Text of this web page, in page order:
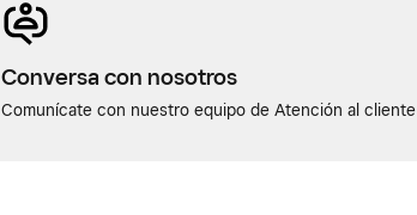
Conversa con nosotros
Comunícate con nuestro equipo de Atención al cliente